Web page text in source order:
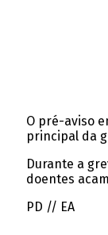
O pré-aviso
principal da
Durante a
doentes
PD // EA